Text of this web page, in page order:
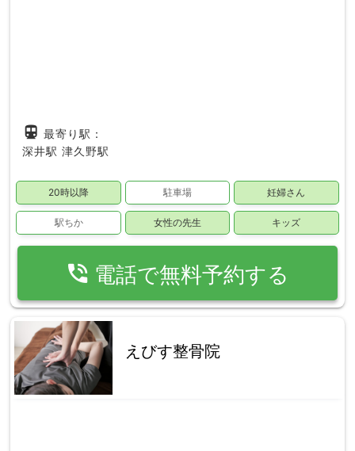
directions_subway 最寄り駅：
深井駅 津久野駅
20時以降 駐車場 妊婦さん
駅ちか 女性の先生 キッズ
phone_in_talk 電話で無料予約する
えびす整骨院